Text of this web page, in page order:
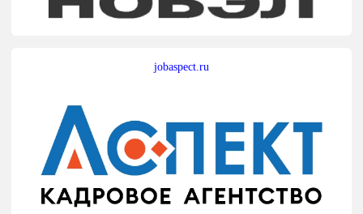
jobaspect.ru